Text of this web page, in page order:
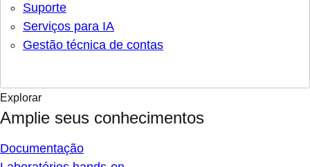
Suporte
Serviços para IA
Gestão técnica de contas
Explorar
Amplie seus conhecimentos
Documentação